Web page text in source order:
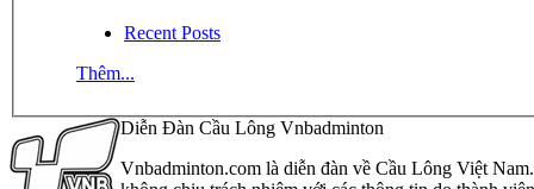
Recent Posts
Thêm...
Diễn Đàn Cầu Lông Vnbadminton
Vnbadminton.com là diễn đàn về Cầu Lông Việt